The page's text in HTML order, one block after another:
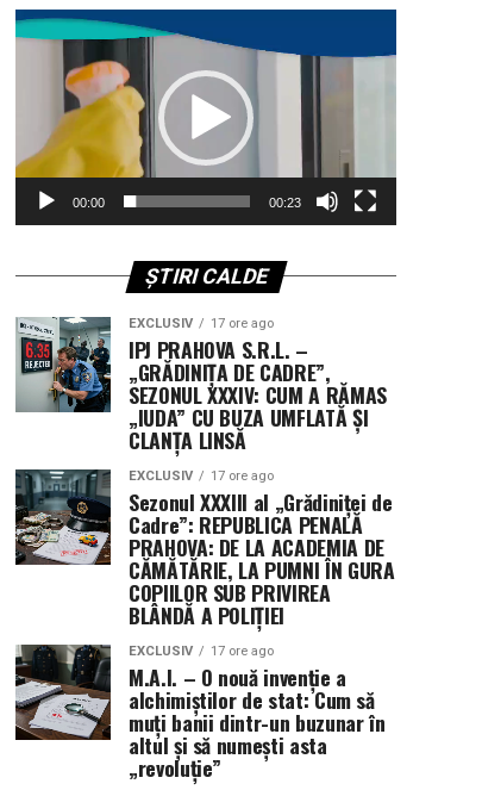
Player
video
00:00 00:23
ȘTIRI CALDE
EXCLUSIV 17 ore ago
IPJ PRAHOVA S.R.L. –
„GRĂDINIȚA DE CADRE”,
SEZONUL XXXIV: CUM A RĂMAS
„IUDA” CU BUZA UMFLATĂ ȘI
CLANȚA LINSĂ
EXCLUSIV 17 ore ago
Sezonul XXXIII al „Grădiniței de
Cadre”: REPUBLICA PENALĂ
PRAHOVA: DE LA ACADEMIA DE
CĂMĂTĂRIE, LA PUMNI ÎN GURA
COPIILOR SUB PRIVIREA
BLÂNDĂ A POLIȚIEI
EXCLUSIV 17 ore ago
M.A.I. – O nouă invenție a
alchimiștilor de stat: Cum să
muți banii dintr-un buzunar în
altul și să numești asta
„revoluție”